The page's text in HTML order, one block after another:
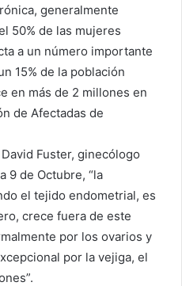
generalmente
50% de las mujeres
a un número importante
15% de la población
en más de 2 millones en
de Afectadas de
Fuster, ginecólogo
9 de Octubre, “la
el tejido endometrial, es
crece fuera de este
por los ovarios y
por la vejiga, el